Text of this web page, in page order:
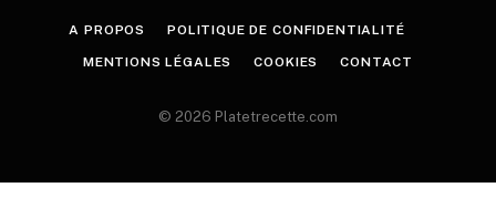
A PROPOS POLITIQUE DE CONFIDENTIALITÉ
MENTIONS LÉGALES COOKIES CONTACT
© 2026 Platetrecette.com